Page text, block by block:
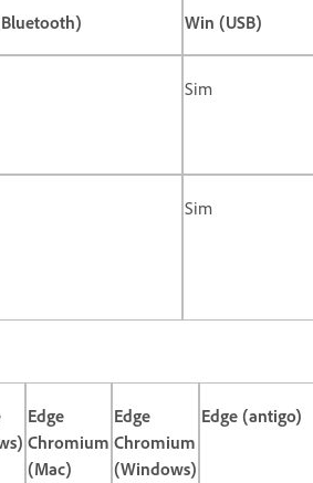
Win (USB)
Sim
Sim
Edge
Chromium
(Mac)
Edge
Chromium
(Windows)
Edge (antigo)